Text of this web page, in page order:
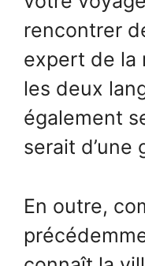
rencontrer
expert de la
les deux
également
serait d’une
En outre,